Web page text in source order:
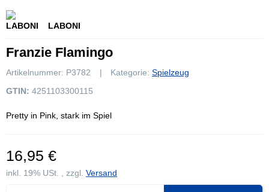
LABONI
Franzie Flamingo
Artikelnummer: P3782 Kategorie: Spielzeug
GTIN: 4251103300115
Pretty in Pink, stark im Spiel
16,95 €
inkl. 19% USt. , zzgl. Versand